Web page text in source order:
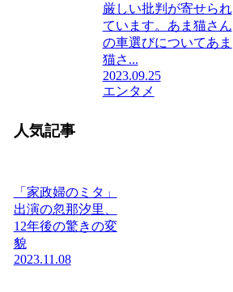
厳しい批判が寄せられ
ています。あま猫さん
の車選びについてあま
猫さ...
2023.09.25
エンタメ
人気記事
「家政婦のミタ」
出演の忽那汐里、
12年後の驚きの変
貌
2023.11.08